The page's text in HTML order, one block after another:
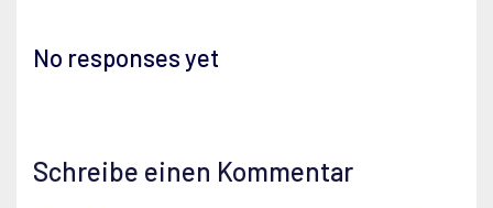
No responses yet
Schreibe einen Kommentar